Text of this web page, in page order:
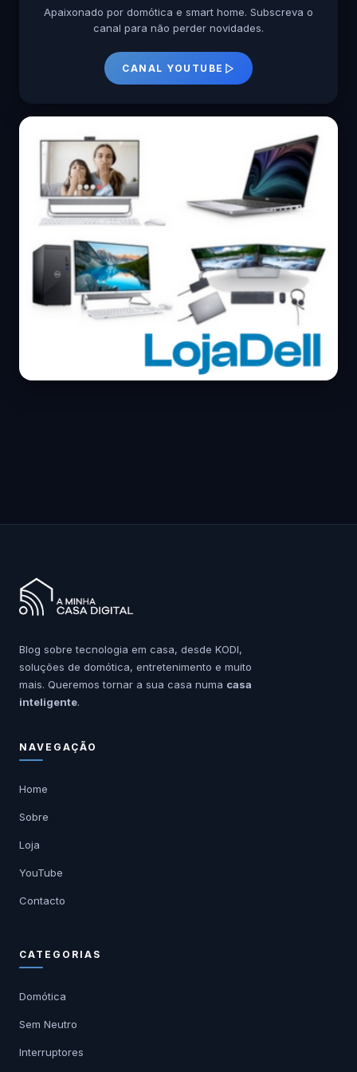
Apaixonado por domótica e smart home. Subscreva o
canal para não perder novidades.
CANAL YOUTUBE
Blog sobre tecnologia em casa, desde KODI,
soluções de domótica, entretenimento e muito
mais. Queremos tornar a sua casa numa casa
inteligente.
NAVEGAÇÃO
Home
Sobre
Loja
YouTube
Contacto
CATEGORIAS
Domótica
Sem Neutro
Interruptores